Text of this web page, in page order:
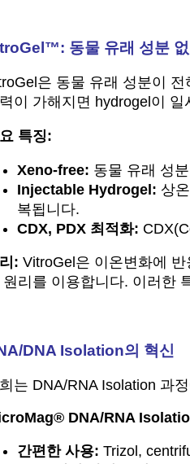
동물 유래 성분
은 동물 유래 성분이
이 가해지면 hydrogel이
특징:
Xeno-free: 동물 유래 성
Injectable Hydrogel: 상
복됩니다.
CDX, PDX 최적화:
: VitroGel은 이온변화에
원리를 이용합니다. 이러한
DNA Isolation의 혁신
는 DNA/RNA Isolation 과
DNA/RNA
간편한 사용: Trizol,